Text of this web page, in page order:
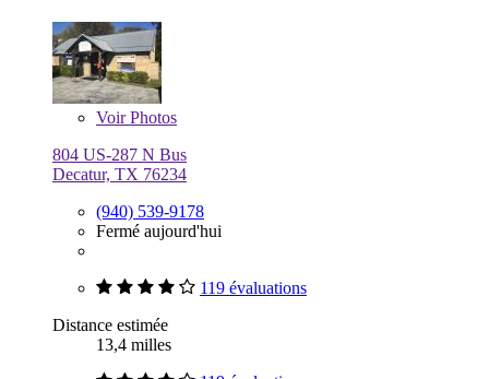
VoirPhotos
804 US-287 N Bus
Decatur, TX 76234
(940) 539-9178
Fermé aujourd'hui
119 évaluations
Distance estimée
13,4 milles